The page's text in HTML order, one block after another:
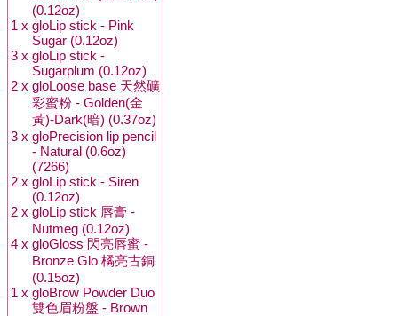
(0.12oz)
1 x gloLip stick - Pink
Sugar (0.12oz)
3 x gloLip stick -
Sugarplum (0.12oz)
2 x gloLoose base 天然礦
彩蜜粉 - Golden(金
黃)-Dark(暗) (0.37oz)
3 x gloPrecision lip pencil
- Natural (0.6oz)
(7266)
2 x gloLip stick - Siren
(0.12oz)
2 x gloLip stick 唇膏 -
Nutmeg (0.12oz)
4 x gloGloss 閃亮唇蜜 -
Bronze Glo 橘亮古銅
(0.15oz)
1 x gloBrow Powder Duo
雙色眉粉盤 - Brown